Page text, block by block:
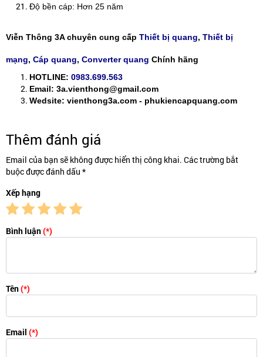
Độ bền cáp: Hơn 25 năm
Viễn Thông 3A chuyên cung cấp Thiết bị quang, Thiết bị
mạng, Cáp quang, Converter quang Chính hãng
HOTLINE: 0983.699.563
Email: 3a.vienthong@gmail.com
Wedsite: vienthong3a.com - phukiencapquang.com
Thêm đánh giá
Email của bạn sẽ không được hiển thị công khai. Các trường bắt
buộc được đánh dấu *
Xếp hạng
Bình luận(*)
Tên(*)
Email (*)